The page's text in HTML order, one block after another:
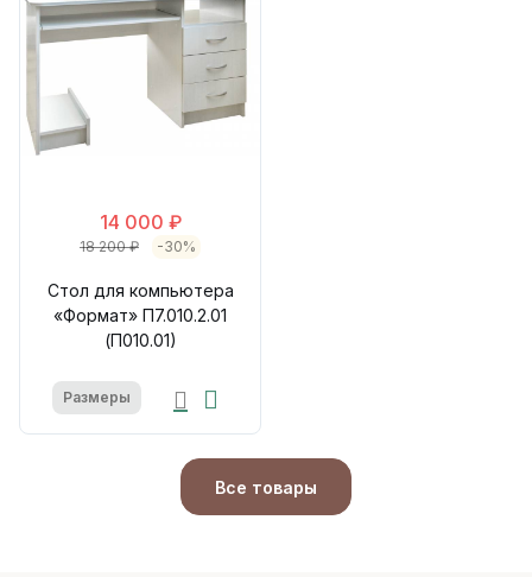
14 000 ₽
18 200 ₽ -30%
Стол для компьютера
«Формат» П7.010.2.01
(П010.01)
Размеры
Все товары